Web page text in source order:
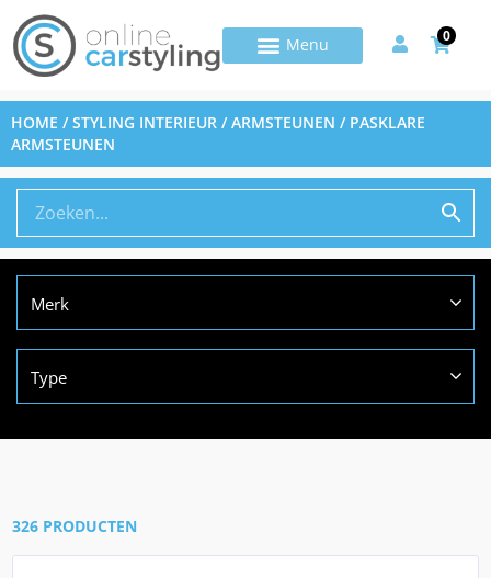
0
HOME /STYLING INTERIEUR /ARMSTEUNEN / PASKLARE
ARMSTEUNEN
Merk
Type
326 PRODUCTEN